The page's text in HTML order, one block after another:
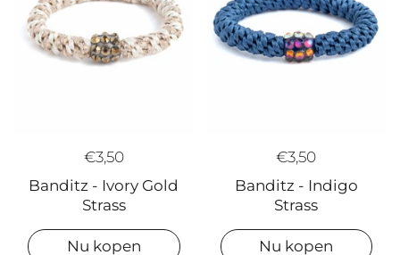
€3,50
Banditz - Ivory Gold
Strass
Nu kopen
€3,50
Banditz - Indigo
Strass
Nu kopen